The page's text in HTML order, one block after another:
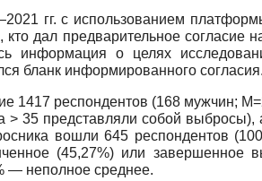
гг. с использованием
дал предварительное согласие
информация о целях
бланк информированного согласия.
1417 респондентов (168 мужчин;
35 представляли собой выбросы),
вошли 645 респондентов
(45,27%) или
— неполное среднее.